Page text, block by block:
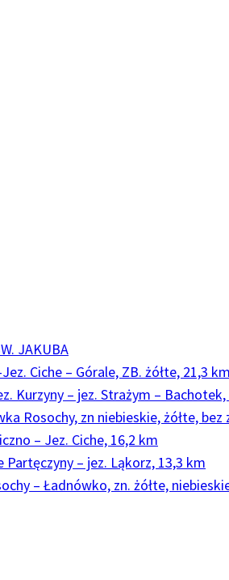
JAKUBA
Ciche – Górale, ZB. żółte, 21,3 km
Kurzyny – jez. Strażym –
Rosochy, zn niebieskie, żółte,
– Jez. Ciche, 16,2 km
Partęczyny – jez. Ląkorz, 13,3 km
– Ładnówko, zn. żółte,